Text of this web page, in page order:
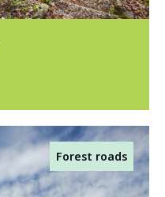
Forest roads